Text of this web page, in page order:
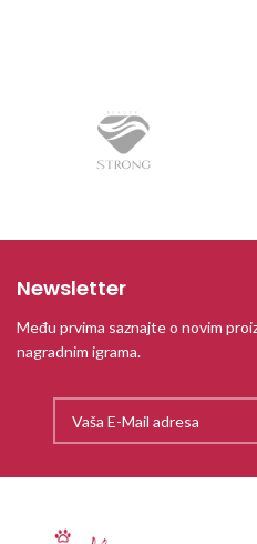
Newsletter
Među prvima saznajte o novim
nagradnim igrama.